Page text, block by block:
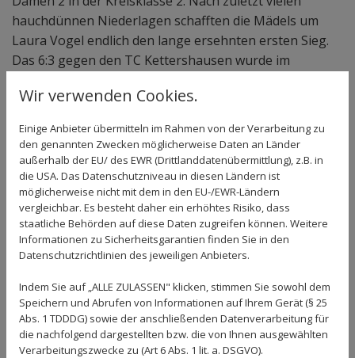
hauchdünnen Niederlagen schafften die Mädels um
Laura Vogel endlich den lange ersehnten ersten Sieg.
Das 6:3 gegen den TC Kettershausen wurde im
Dirlmeier und Juniorin Johanna Grimm hielten mit ihren
in den Doppeln durch von Grothe/Laura Vogel, Mirjam
Schinzel/Leonie König und Dirlmeier/Grimm sorgten
für den umjubelten 6:3-Gesamterfolg.
Die Bambini des TSV reiten weiter auf einer
Erfolgswelle. Der 5:1-Erfolg beim TC Rothtal bedeutete,
dass die Offinger Nachwuchscracks weiter
nun bei TSV Zusmarshausen zu einem echten Finale
um die Meisterschaft, da heißt es: Daumen drücken für
die TSV-Cracks.
Wir verwenden Cookies.
Einige Anbieter übermitteln im Rahmen von der Verarbeitung zu
den genannten Zwecken möglicherweise Daten an Länder
außerhalb der EU/ des EWR (Drittlanddatenübermittlung), z.B. in
die USA. Das Datenschutzniveau in diesen Ländern ist
möglicherweise nicht mit dem in den EU-/EWR-Ländern
vergleichbar. Es besteht daher ein erhöhtes Risiko, dass
staatliche Behörden auf diese Daten zugreifen können. Weitere
Informationen zu Sicherheitsgarantien finden Sie in den
Datenschutzrichtlinien des jeweiligen Anbieters.
Indem Sie auf „ALLE ZULASSEN" klicken, stimmen Sie sowohl dem
Speichern und Abrufen von Informationen auf Ihrem Gerät (§ 25
Abs. 1 TDDDG) sowie der anschließenden Datenverarbeitung für
die nachfolgend dargestellten bzw. die von Ihnen ausgewählten
Verarbeitungszwecke zu (Art 6 Abs. 1 lit. a. DSGVO).